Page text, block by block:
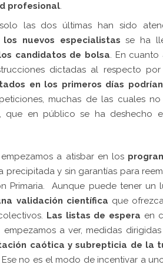
profesional
las dos últimas han sido
nuevos especialistas se ha
candidatos de bolsa . En cuanto
dictadas al respecto
en los primeros días
muchas de las cuales
, que en público se ha deshecho
a atisbar en los
y sin garantías para
Primaria. Aunque puede tener un
validación científica que
Las listas de espera en
a ver, medidas
caótica y subrepticia de la
. Ese no es el modo de incentivar a